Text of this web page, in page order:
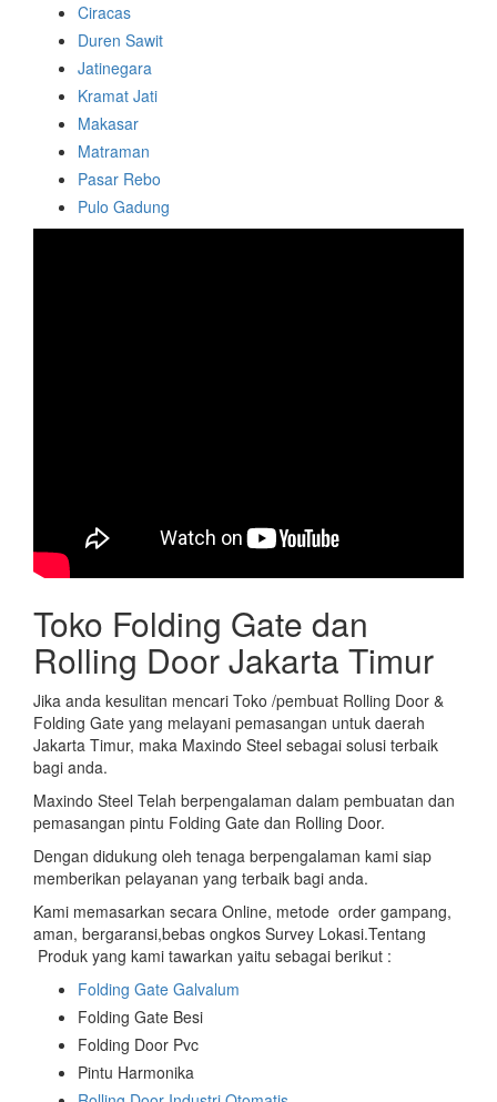
Ciracas
Duren Sawit
Jatinegara
Kramat Jati
Makasar
Matraman
Pasar Rebo
Pulo Gadung
Toko Folding Gate dan
Rolling Door Jakarta Timur
Jika anda kesulitan mencari Toko /pembuat Rolling Door &
Folding Gate yang melayani pemasangan untuk daerah
Jakarta Timur, maka Maxindo Steel sebagai solusi terbaik
bagi anda.
Maxindo Steel Telah berpengalaman dalam pembuatan dan
pemasangan pintu Folding Gate dan Rolling Door.
Dengan didukung oleh tenaga berpengalaman kami siap
memberikan pelayanan yang terbaik bagi anda.
Kami memasarkan secara Online, metode order gampang,
aman, bergaransi,bebas ongkos Survey Lokasi.Tentang
Produk yang kami tawarkan yaitu sebagai berikut :
Folding Gate Galvalum
Folding Gate Besi
Folding Door Pvc
Pintu Harmonika